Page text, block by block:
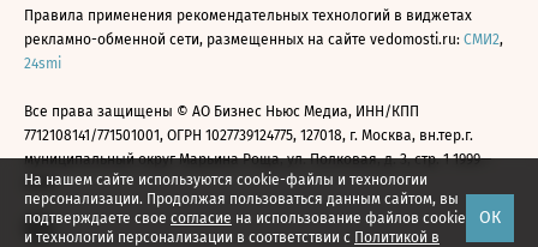
На нашем сайте используются cookie-файлы и технологии
персонализации. Продолжая пользоваться данным сайтом, вы
подтверждаете свое согласие на использование файлов cookie
и технологий персонализации в соответствии с Политикой в
ОК
Правила применения рекомендательных технологий в виджетах
рекламно-обменной сети, размещенных на сайте vedomosti.ru: СМИ2,
24smi
Все права защищены © АО Бизнес Ньюс Медиа, ИНН/КПП
7712108141/771501001, ОГРН 1027739124775, 127018, г. Москва, вн.тер.г.
муниципальный округ Марьина Роща, ул. Полковая, д. 3, стр. 1 1999—
2026